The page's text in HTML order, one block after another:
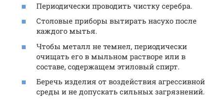
Периодически проводить чистку серебра.
Столовые приборы вытирать насухо после
каждого мытья.
Чтобы металл не темнел, периодически
очищать его в мыльном растворе или в
составе, содержащем этиловый спирт.
Беречь изделия от воздействия агрессивной
среды и не допускать сильных загрязнений.